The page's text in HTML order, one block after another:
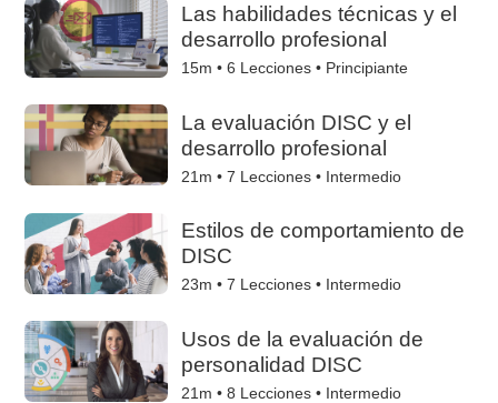
Las habilidades técnicas y el
desarrollo profesional
15m •6 Lecciones • Principiante
La evaluación DISC y el
desarrollo profesional
21m •7 Lecciones • Intermedio
Estilos de comportamiento de
DISC
23m •7 Lecciones • Intermedio
Usos de la evaluación de
personalidad DISC
21m •8 Lecciones • Intermedio